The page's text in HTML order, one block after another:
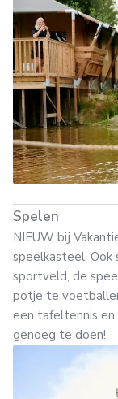
Spelen
NIEUW bij
speelkasteel. Ook
sportveld, de
potje te
een tafeltennis
genoeg te doen!